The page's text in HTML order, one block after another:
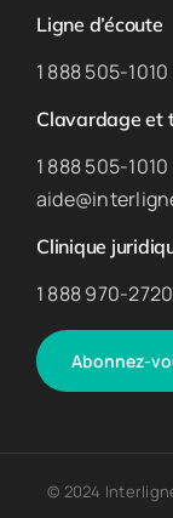
Ligne d’écoute
1 888 505-
Clavardage et
1 888 505-
Clinique
1 888 970-
Abonnez-
© 2024